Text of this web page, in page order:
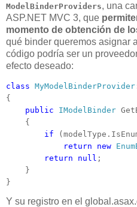
ModelBinderProviders, una
ASP.NET MVC 3, que
momento de obtención de
qué binder queremos asignar
código podría ser un
efecto deseado:
class MyModelBinderProvider
{
public
IModelBinder
{
if
return
new
return
null ;
}
}
Y su registro en el